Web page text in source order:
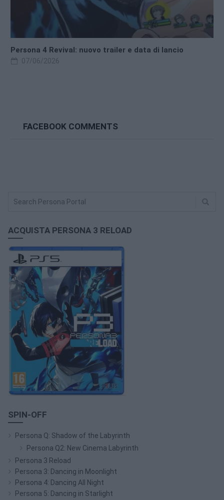
Persona 4 Revival: nuovo trailer e data di lancio
07/06/2026
FACEBOOK COMMENTS
ACQUISTA PERSONA 3 RELOAD
SPIN-OFF
Persona Q: Shadow of the Labyrinth
Persona Q2: New Cinema Labyrinth
Persona 3 Reload
Persona 3: Dancing in Moonlight
Persona 4: Dancing All Night
Persona 5: Dancing in Starlight